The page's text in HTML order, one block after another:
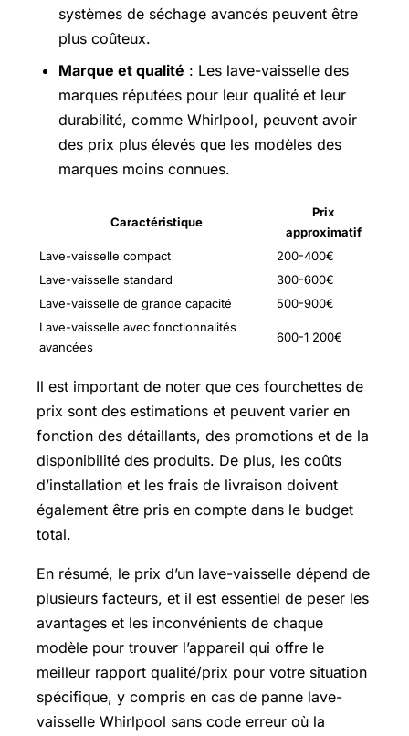
systèmes de séchage avancés peuvent être
plus coûteux.
Marque et qualité : Les lave-vaisselle des
marques réputées pour leur qualité et leur
durabilité, comme Whirlpool, peuvent avoir
des prix plus élevés que les modèles des
marques moins connues.
Caractéristique
Prix
approximatif
Lave-vaisselle compact
200-400€
Lave-vaisselle standard
300-600€
Lave-vaisselle de grande capacité
500-900€
Lave-vaisselle avec fonctionnalités
avancées
600-1 200€
Il est important de noter que ces fourchettes de
prix sont des estimations et peuvent varier en
fonction des détaillants, des promotions et de la
disponibilité des produits. De plus, les coûts
d’installation et les frais de livraison doivent
également être pris en compte dans le budget
total.
En résumé, le prix d’un lave-vaisselle dépend de
plusieurs facteurs, et il est essentiel de peser les
avantages et les inconvénients de chaque
modèle pour trouver l’appareil qui offre le
meilleur rapport qualité/prix pour votre situation
spécifique, y compris en cas de panne lave-
vaisselle Whirlpool sans code erreur où la